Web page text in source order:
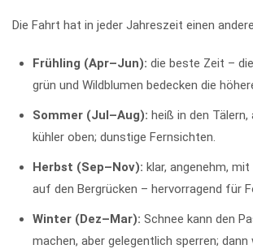
Die Fahrt hat in jeder Jahreszeit einen
Frühling (Apr–Jun): die beste Zeit –
grün und Wildblumen bedecken die
Sommer (Jul–Aug): heiß in den
kühler oben; dunstige Fernsichten.
Herbst (Sep–Nov): klar, angenehm,
auf den Bergrücken – hervorragend für
Winter (Dez–Mar): Schnee kann den
machen, aber gelegentlich sperren; dann